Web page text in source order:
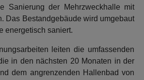
Sanierung der Mehrzweckhalle mit
Das Bestandgebäude wird umgebaut
energetisch saniert.
leiten die umfassenden
in den nächsten 20 Monaten in der
dem angrenzenden Hallenbad von